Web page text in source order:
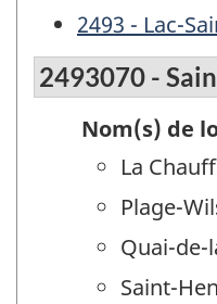
2493 - Lac-
2493070 -
Nom(s) de
La
Plage-
Quai-de-
Saint-